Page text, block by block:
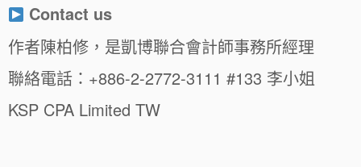
Contact us
作者陳柏修，是凱博聯合會計師事務所經理
聯絡電話：+886-2-2772-3111 #133 李小姐
KSP CPA Limited TW